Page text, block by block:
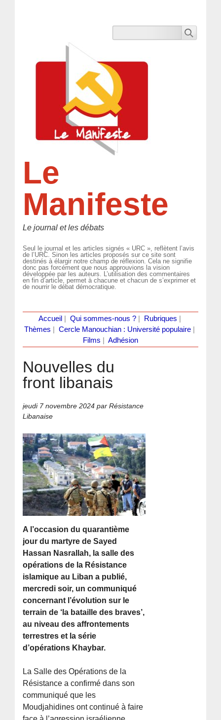
Le
Manifeste
Le journal et les débats
Seul le journal et les articles signés « URC », reflètent l’avis
de l’URC. Sinon les articles proposés sur ce site sont
destinés à élargir notre champ de réflexion. Cela ne signifie
donc pas forcément que nous approuvions la vision
développée par les auteurs. L’utilisation des commentaires
en fin d’article, permet à chacune et chacun de s’exprimer et
de nourrir le débat démocratique.
Accueil Qui sommes-nous ?| Rubriques
Thèmes
Cercle Manouchian : Université populaire
Films
Adhésion
Nouvelles du
front libanais
jeudi 7 novembre 2024 par Résistance
Libanaise
A l’occasion du quarantième
jour du martyre de Sayed
Hassan Nasrallah, la salle des
opérations de la Résistance
islamique au Liban a publié,
mercredi soir, un communiqué
concernant l’évolution sur le
terrain de ‘la bataille des braves’,
au niveau des affrontements
terrestres et la série
d’opérations Khaybar.
La Salle des Opérations de la
Résistance a confirmé dans son
communiqué que les
Moudjahidines ont continué à faire